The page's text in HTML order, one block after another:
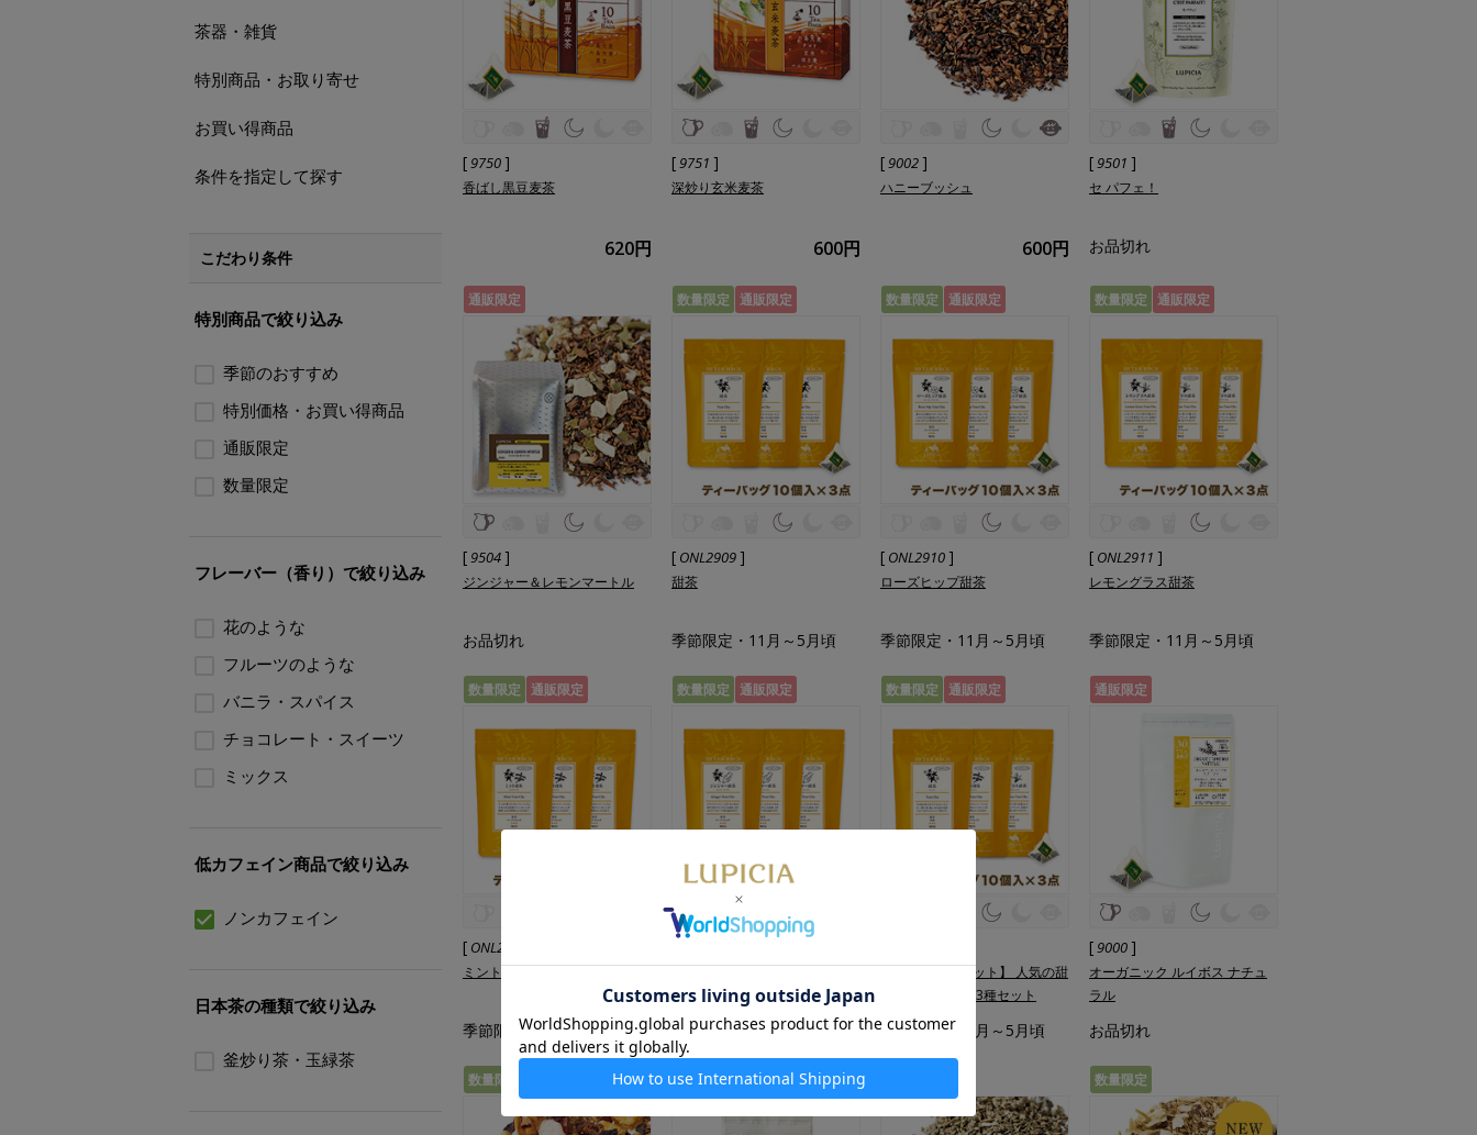
[9750 ]
香ばし黒豆麦茶
620円
[9751 ]
深炒り玄米麦茶
600円
[9002 ]
ハニーブッシュ
600円
[9501 ]
セ パフェ！
お品切れ
通販限定
[9504 ]
ジンジャー＆レモンマートル
お品切れ
数量限定 通販限定
[ ONL2909 ]
甜茶
季節限定・11月～5月頃
数量限定 通販限定
[ ONL2910 ]
ローズヒップ甜茶
季節限定・11月～5月頃
数量限定 通販限定
[ ONL2911 ]
レモングラス甜茶
季節限定・11月～5月頃
数量限定 通販限定
[ ONL2912
ミント甜茶
季節限定・11月～5月頃
数量限定 通販限定
ジンジャー甜茶
季節限定・11月～5月頃
数量限定 通販限定
【まとめ買いセット】 人気の甜
茶 ティーバッグ3種セット
季節限定・11月～5月頃
通販限定
[9000 ]
オーガニック ルイボス ナチュ
ラル
お品切れ
数量限定 数量限定
茶器・雑貨
特別商品・お取り寄せ
お買い得商品
条件を指定して探す
こだわり条件
特別商品で絞り込み
季節のおすすめ
特別価格・お買い得商品
通販限定
数量限定
フレーバー（香り）で絞り込み
花のような
フルーツのような
バニラ・スパイス
チョコレート・スイーツ
ミックス
低カフェイン商品で絞り込み
ノンカフェイン
日本茶の種類で絞り込み
釜炒り茶・玉緑茶